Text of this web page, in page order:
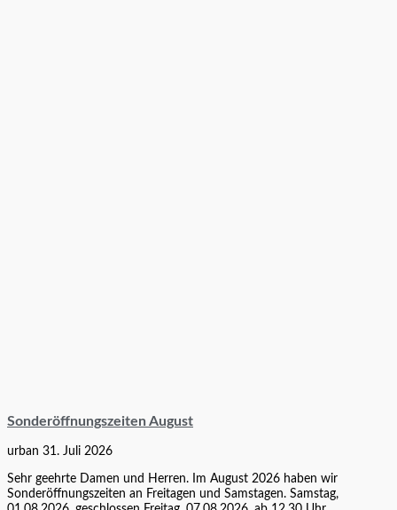
Sonderöffnungszeiten August
urban 31. Juli 2026
Sehr geehrte Damen und Herren. Im August 2026 haben wir
Sonderöffnungszeiten an Freitagen und Samstagen. Samstag,